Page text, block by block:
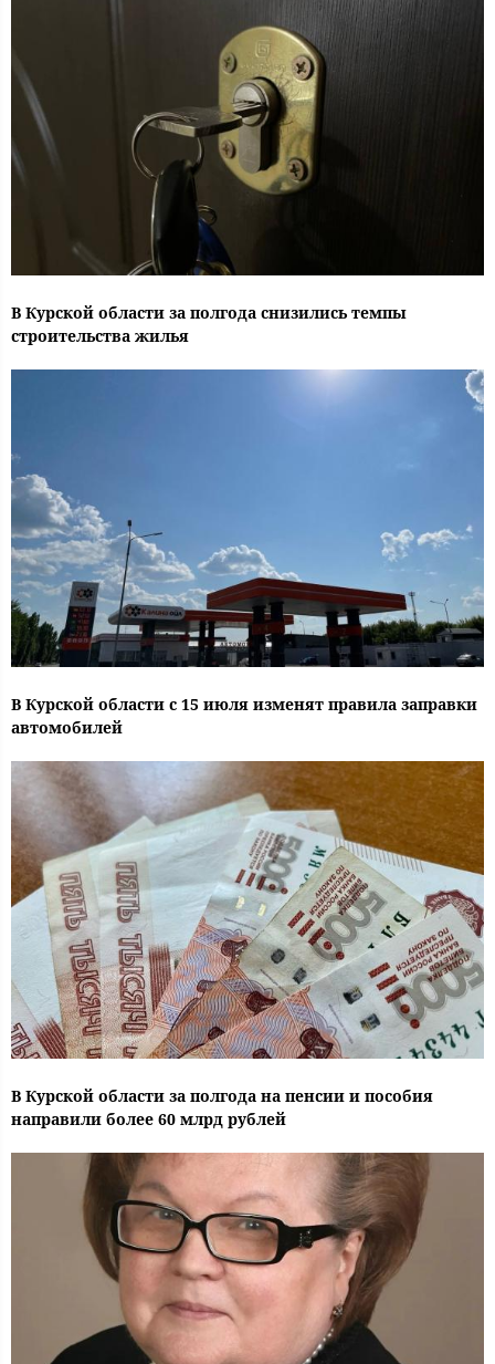
В Курской области за полгода снизились темпы
строительства жилья
В Курской области с 15 июля изменят правила заправки
автомобилей
В Курской области за полгода на пенсии и пособия
направили более 60 млрд рублей